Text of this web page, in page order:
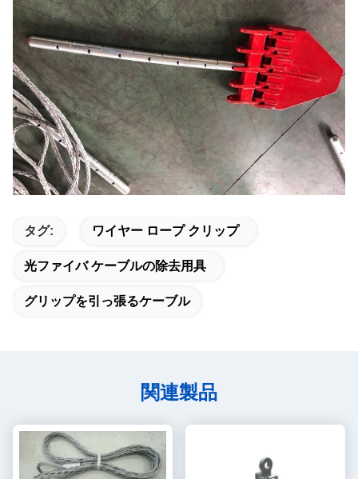
タグ: ワイヤー ロープ クリップ
光ファイバ ケーブルの除去用具
グリップを引っ張るケーブル
関連製品